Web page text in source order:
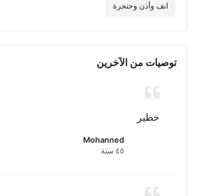
انف وأذن وحنجرة
توصيات من الآخرين
خطير
Mohanned
٤٥ سنة